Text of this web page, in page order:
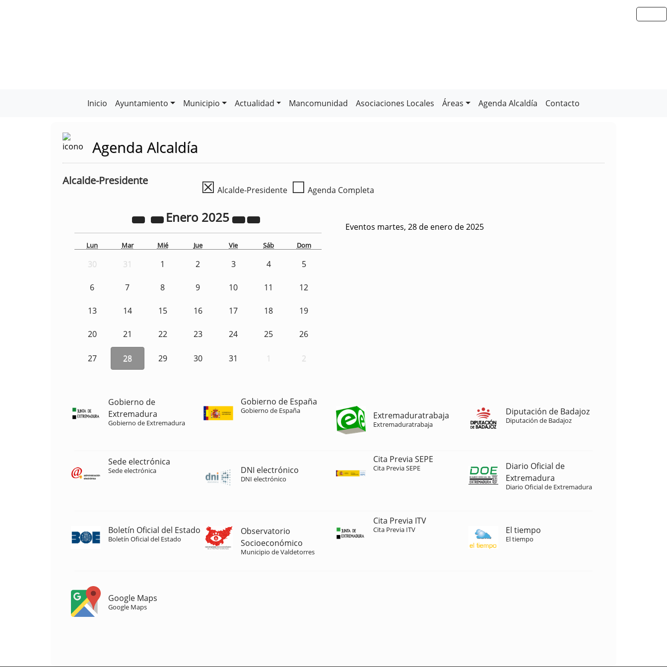
Inicio Ayuntamiento Municipio Actualidad Mancomunidad Asociaciones Locales Áreas Agenda Alcaldía Contacto
Agenda Alcaldía
Alcalde-Presidente ☒ Alcalde-Presidente ☐ Agenda Completa
Enero 2025
Lun Mar Mié Jue Vie Sáb Dom
30 31 1 2 3 4 5
6 7 8 9 10 11 12
13 14 15 16 17 18 19
20 21 22 23 24 25 26
27 28 29 30 31 1 2
Eventos martes, 28 de enero de 2025
Gobierno de
Extremadura
Gobierno de Extremadura
Gobierno de España
Gobierno de España Extremaduratrabaja
Extremaduratrabaja
Diputación de Badajoz
Diputación de Badajoz
Sede electrónica
Sede electrónica DNI electrónico
DNI electrónico
Cita Previa SEPE
Cita Previa SEPE
Diario Oficial de
Extremadura
Diario Oficial de Extremadura
Boletín Oficial del Estado
Boletín Oficial del Estado
Observatorio
Socioeconómico
Municipio de Valdetorres
Cita Previa ITV
Cita Previa ITV El tiempo
El tiempo
Google Maps
Google Maps